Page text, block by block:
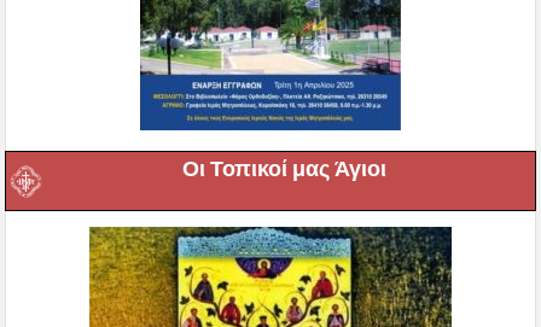
Οι Τοπικοί μας Άγιοι